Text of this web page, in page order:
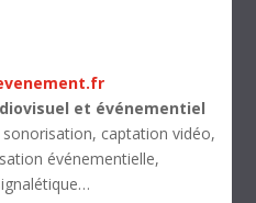
et événementiel
sonorisation, captation vidéo,
événementielle,